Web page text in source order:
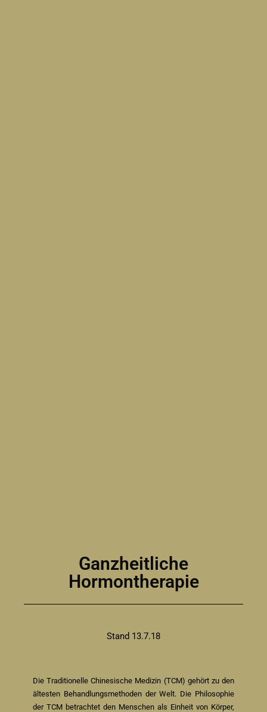
Ganzheitliche
Hormontherapie
Stand 13.7.18
Die Traditionelle Chinesische Medizin (TCM) gehört zu den
ältesten Behandlungsmethoden der Welt. Die Philosophie
der TCM betrachtet den Menschen als Einheit von Körper,